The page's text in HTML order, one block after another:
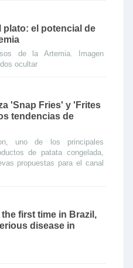
plato: el potencial de
de la Artemia. Imagen
ocultar
'Snap Fries' y 'Frites
tendencias de
uno de los principales
de patata congelada,
propuestas para el canal
first time in Brazil,
disease in